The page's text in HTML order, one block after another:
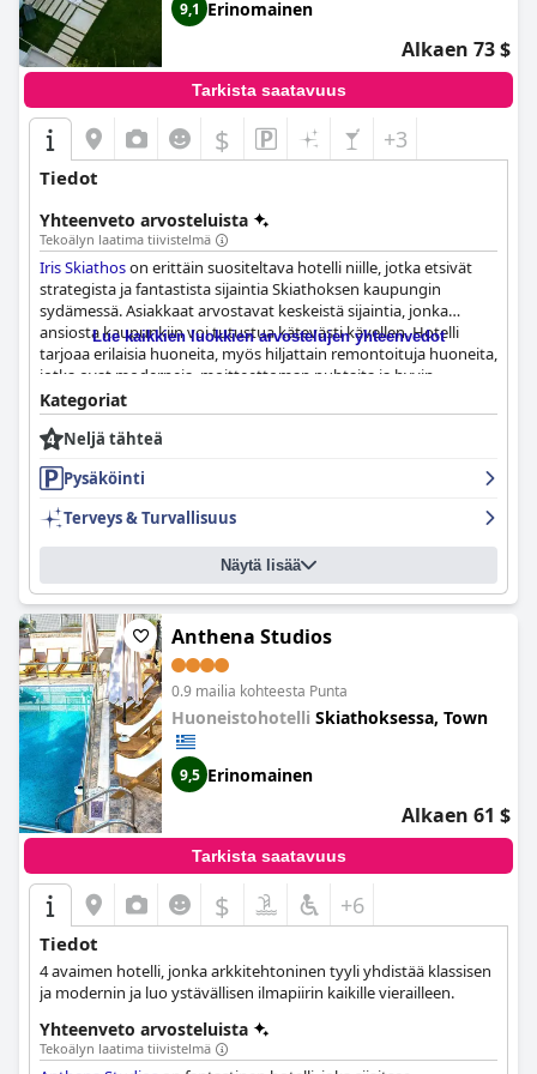
9,1 Erinomainen
Alkaen 73 $
Tarkista saatavuus
$ +3
Tiedot
Yhteenveto arvosteluista
Tekoälyn laatima tiivistelmä
Iris Skiathoson erittäin suositeltava hotelli niille, jotka etsivät
strategista ja fantastista sijaintia Skiathoksen kaupungin
sydämessä. Asiakkaat arvostavat keskeistä sijaintia, jonka
ansiosta kaupunkiin voi tutustua kätevästi kävellen. Hotelli
tarjoaa erilaisia huoneita, myös hiljattain remontoituja huoneita,
jotka ovat moderneja, moitteettoman puhtaita ja hyvin
hoidettuja. Henkilökunta on ystävällistä, avuliasta ja
huomaavaista vieraiden tarpeiden mukaan, ja se tarjoaa
henkilökohtaista palvelua ja neuvoja paikallisista
nähtävyyksistä. Hotelli tarjoaa myös yksityisen
pysäköintialueen aivan hotellin vieressä, joten se on erittäin
kätevä vieraille, jotka vuokraavat auton. Sängyt ovat erittäin
mukavat, ja muut mukavuudet, kuten mukava voimakas
suihku, loistava ilmastointi, Wi-Fi ja pieni keittokomero, lisäävät
loman yleistä mukavuutta. Kaiken kaikkiaan
hyvää vastinetta rahalle ja on ihanteellinen valinta kaikille, jotka
arvostavat tahratonta majoitusta ja asettavat mukavuuden
etusijalle loman aikana.
Lue kaikkien luokkien arvostelujen yhteenvedot
Kategoriat
Neljä tähteä
Pysäköinti
Terveys & Turvallisuus
Näytä lisää
Anthena Studios
0.9 mailia kohteesta Punta
Huoneistohotelli Skiathoksessa, Town
9,5 Erinomainen
Alkaen 61 $
Tarkista saatavuus
$ +6
Tiedot
4 avaimen hotelli, jonka arkkitehtoninen tyyli yhdistää klassisen
ja modernin ja luo ystävällisen ilmapiirin kaikille vierailleen.
Yhteenveto arvosteluista
Tekoälyn laatima tiivistelmä